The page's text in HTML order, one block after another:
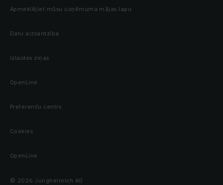
Apmeklējiet mūsu uzņēmuma mājas lapu
Datu aizsardzība
Izlaides ziņas
OpenLine
Preferenču centrs
Cookies
OpenLine
© 2026 Jungheinrich AG